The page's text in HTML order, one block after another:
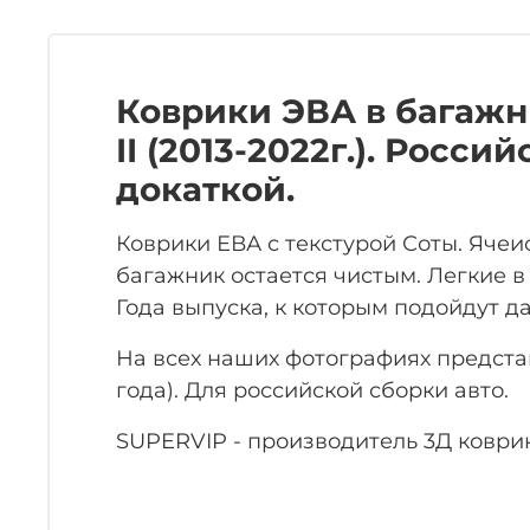
Коврики ЭВА в
II (2013-2022г.).
докаткой.
Коврики ЕВА с текстурой Соты.
багажник остается чистым. Легкие
Года выпуска, к которым подойдут
На всех наших фотографиях
года). Для российской сборки авто.
SUPERVIP - производитель 3Д